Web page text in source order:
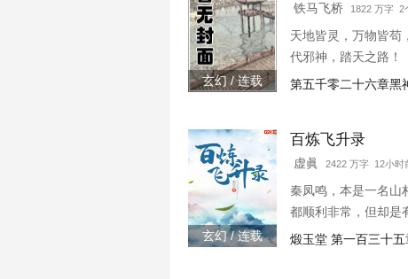
玄幻 / 连载
铁马飞桥 1822 万字 2
天地皆灵，万物皆
代邪神，踏天之路！
第五千零二十六章黑
玄幻 / 连载
百炼飞升录
虚眞 2422 万字 12小时
秦凤鸣，本是一名山
都顺利非常，但却
煅玉堂 第一百三十